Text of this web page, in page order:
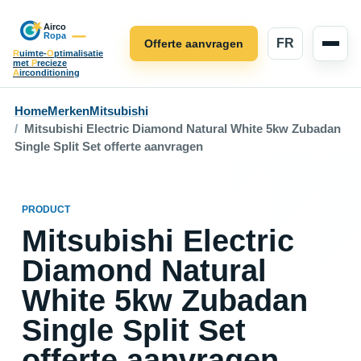
Ruimte-Optimalisatie
met Precieze
Airconditioning
FR
Offerte aanvragen
HomeMerkenMitsubishi
Mitsubishi Electric Diamond Natural White 5kw Zubadan
Single Split Set offerte aanvragen
PRODUCT
Mitsubishi Electric
Diamond Natural
White 5kw Zubadan
Single Split Set